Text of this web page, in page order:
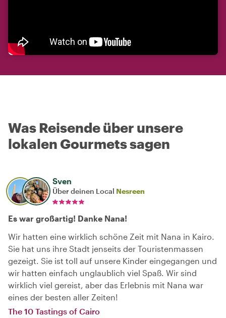
Was Reisende über unsere
lokalen Gourmets sagen
Sven
Über deinen Local Nesreen
Es war großartig! Danke Nana!
Wir hatten eine wirklich schöne Zeit mit Nana in Kairo.
Sie hat uns ihre Stadt jenseits der Touristenmassen
gezeigt. Sie ist toll auf unsere Kinder eingegangen und
wir hatten einfach unglaublich viel Spaß. Wir sind
wirklich viel gereist, aber das Erlebnis mit Nana war
eines der besten aller Zeiten!
The 10 Tastings of Cairo